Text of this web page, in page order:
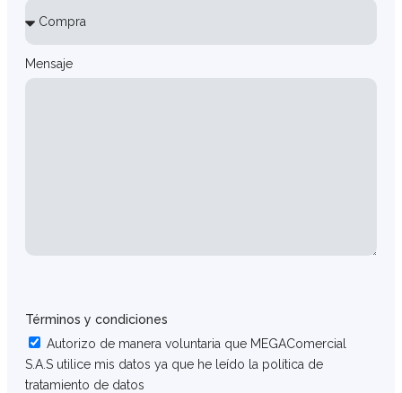
Mensaje
Términos y condiciones
Autorizo de manera voluntaria que MEGAComercial
S.A.S utilice mis datos ya que he leído la política de
tratamiento de datos